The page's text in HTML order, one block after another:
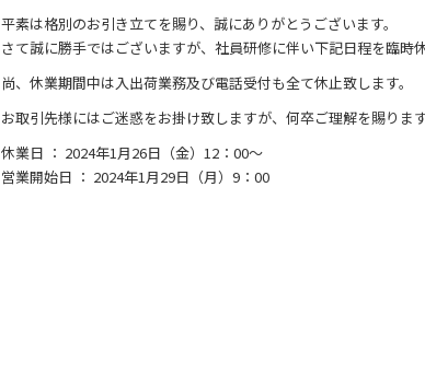
平素は格別のお引き立てを賜り、誠にありがとうございます。
さて誠に勝手ではございますが、社員研修に伴い下記日程を臨時
尚、休業期間中は入出荷業務及び電話受付も全て休止致します。
お取引先様にはご迷惑をお掛け致しますが、何卒ご理解を賜りま
休業日 ： 2024年1月26日（金）12：00～
営業開始日 ： 2024年1月29日（月）9：00